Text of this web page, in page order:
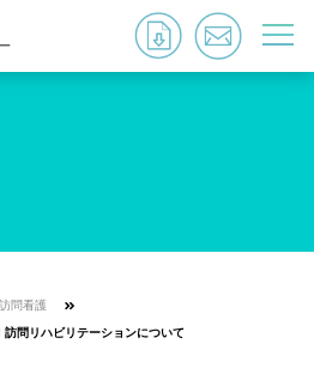
訪問看護
問リハビリテーションについて